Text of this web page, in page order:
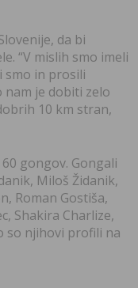
da bi
“V mislih smo imeli
smo in prosili
je dobiti zelo
10 km stran,
gongov. Gongali
Miloš Židanik,
Roman Gostiša,
Shakira Charlize,
so njihovi profili na